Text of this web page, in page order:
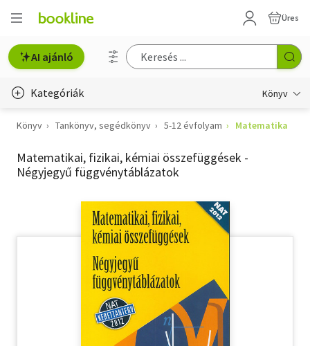
Üres
AI ajánló
Kategóriák Könyv
Életmód, egészség
Erotika
Hobbi, szabadidő
Könyv Tankönyv, segédkönyv 5-12 évfolyam Matematika
Matematikai, fizikai, kémiai összefüggések -
Négyjegyű függvénytáblázatok